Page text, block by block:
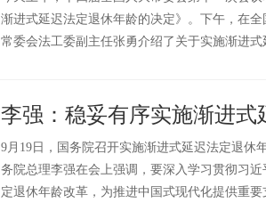
渐进式延迟法定退休年龄的决定》。下午，在
常委会法工委副主任张勇介绍了关于实施渐进
李强：稳妥有序实施渐进
9月19日，国务院召开实施渐进式延迟法定退休
务院总理李强在会上强调，要深入学习贯彻习
定退休年龄改革，为推进中国式现代化提供重要